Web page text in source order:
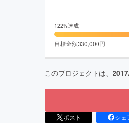
122%達成
目標金額330,000円
このプロジェクトは、
ポスト シェ